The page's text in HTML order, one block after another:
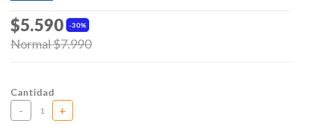
30%
$5.590
Price reduced from
Normal $7.990to
Cantidad
- +